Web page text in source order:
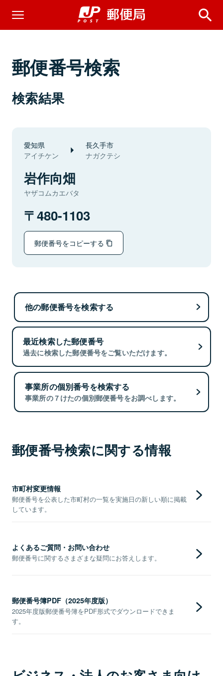
郵便番号検索
検索結果
愛知県
アイチケン
長久手市
ナガクテシ
岩作向畑
ヤザコムカエバタ
480-1103
郵便番号をコピーする
他の郵便番号を検索する
最近検索した郵便番号
過去に検索した郵便番号をご覧いただけます。
事業所の個別番号を検索する
事業所の７けたの個別郵便番号をお調べします。
郵便番号検索に関する情報
市町村変更情報
郵便番号を公表した市町村の一覧を実施日の新しい順に掲載
しています。
よくあるご質問・お問い合わせ
郵便番号に関するさまざまな疑問にお答えします。
郵便番号簿PDF（2025年度版）
2025年度版郵便番号簿をPDF形式でダウンロードできま
す。